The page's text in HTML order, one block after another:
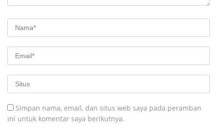
Simpan nama, email, dan situs web saya pada peramban
ini untuk komentar saya berikutnya.